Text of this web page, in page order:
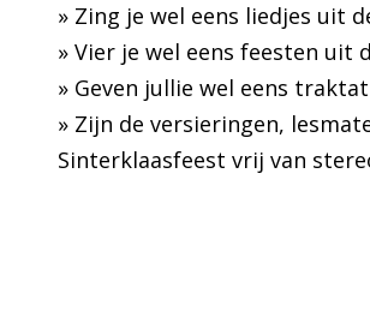
» Zing je wel eens liedjes uit
» Vier je wel eens feesten uit
» Geven jullie wel eens
» Zijn de versieringen,
Sinterklaasfeest vrij van